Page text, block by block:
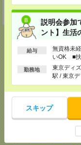
説明会参加
ント】生活
給与
無資格未
いOK ■扶
以上
勤務地
東京ディ
駅 / 東京デ
ン駅 / リ
ション駅
スキップ
担当：採用担当者
受付可能日時：9:30-